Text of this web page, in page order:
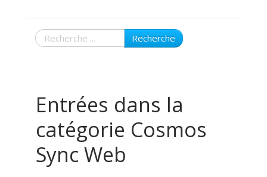
Recherche
Entrées dans la
catégorie Cosmos
Sync Web